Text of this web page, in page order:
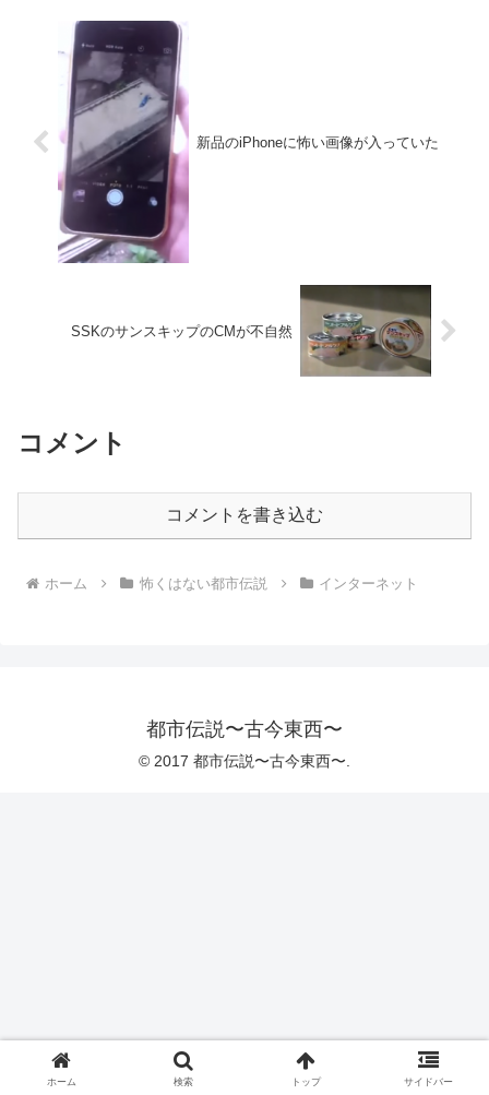
新品のiPhoneに怖い画像が入っていた
SSKのサンスキップのCMが不自然
コメント
コメントを書き込む
ホーム 怖くはない都市伝説 インターネット
都市伝説〜古今東西〜
© 2017 都市伝説〜古今東西〜.
ホーム 検索 トップ サイドバー